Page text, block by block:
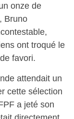
onze de
Bruno
ont troqué le
favori.
attendait un
cette sélection
a jeté son